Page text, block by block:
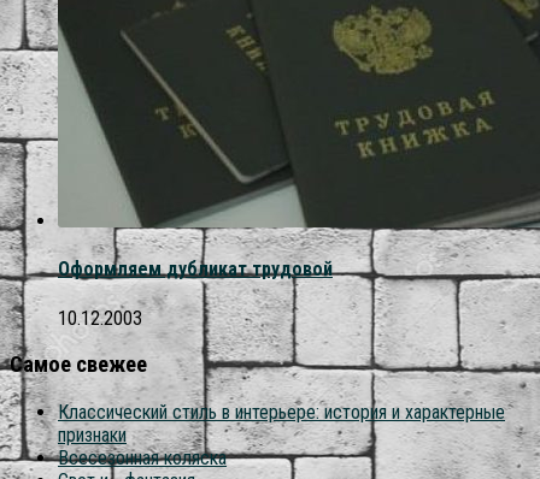
Оформляем дубликат трудовой
10.12.2003
Самое свежее
Классический стиль в интерьере: история и характерные
признаки
Всесезонная коляска